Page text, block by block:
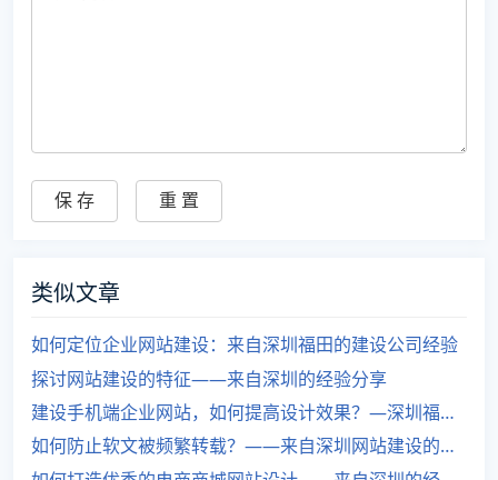
类似文章
如何定位企业网站建设：来自深圳福田的建设公司经验
探讨网站建设的特征——来自深圳的经验分享
建设手机端企业网站，如何提高设计效果？—深圳福田网站建设经验分享
如何防止软文被频繁转载？——来自深圳网站建设的经验分享